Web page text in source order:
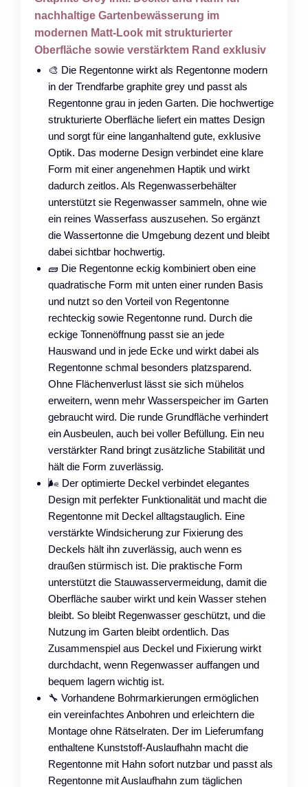
nachhaltige Gartenbewässerung im
modernen Matt-Look mit strukturierter
Oberfläche sowie verstärktem Rand exklusiv
🎨 Die Regentonne wirkt als Regentonne modern
in der Trendfarbe graphite grey und passt als
Regentonne grau in jeden Garten. Die hochwertige
strukturierte Oberfläche liefert ein mattes Design
und sorgt für eine langanhaltend gute, exklusive
Optik. Das moderne Design verbindet eine klare
Form mit einer angenehmen Haptik und wirkt
dadurch zeitlos. Als Regenwasserbehälter
unterstützt sie Regenwasser sammeln, ohne wie
ein reines Wasserfass auszusehen. So ergänzt
die Wassertonne die Umgebung dezent und bleibt
dabei sichtbar hochwertig.
🧱 Die Regentonne eckig kombiniert oben eine
quadratische Form mit unten einer runden Basis
und nutzt so den Vorteil von Regentonne
rechteckig sowie Regentonne rund. Durch die
eckige Tonnenöffnung passt sie an jede
Hauswand und in jede Ecke und wirkt dabei als
Regentonne schmal besonders platzsparend.
Ohne Flächenverlust lässt sie sich mühelos
erweitern, wenn mehr Wasserspeicher im Garten
gebraucht wird. Die runde Grundfläche verhindert
ein Ausbeulen, auch bei voller Befüllung. Ein neu
verstärkter Rand bringt zusätzliche Stabilität und
hält die Form zuverlässig.
🌬️ Der optimierte Deckel verbindet elegantes
Design mit perfekter Funktionalität und macht die
Regentonne mit Deckel alltagstauglich. Eine
verstärkte Windsicherung zur Fixierung des
Deckels hält ihn zuverlässig, auch wenn es
draußen stürmisch ist. Die praktische Form
unterstützt die Stauwasservermeidung, damit die
Oberfläche sauber wirkt und kein Wasser stehen
bleibt. So bleibt Regenwasser geschützt, und die
Nutzung im Garten bleibt ordentlich. Das
Zusammenspiel aus Deckel und Fixierung wirkt
durchdacht, wenn Regenwasser auffangen und
bequem lagern wichtig ist.
🔧 Vorhandene Bohrmarkierungen ermöglichen
ein vereinfachtes Anbohren und erleichtern die
Montage ohne Rätselraten. Der im Lieferumfang
enthaltene Kunststoff-Auslaufhahn macht die
Regentonne mit Hahn sofort nutzbar und passt als
Regentonne mit Auslaufhahn zum täglichen